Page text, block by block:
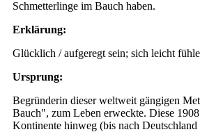
Schmetterlinge im Bauch haben.
Erklärung:
Glücklich / aufgeregt sein; sich leicht
Ursprung:
Begründerin dieser weltweit gängigen
Bauch", zum Leben erweckte. Diese
Kontinente hinweg (bis nach Deutschland